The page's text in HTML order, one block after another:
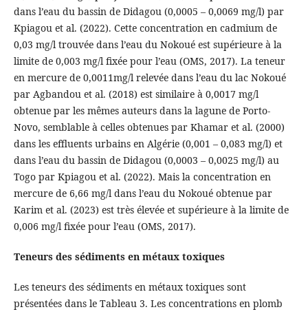
dans l’eau du bassin de Didagou (0,0005 – 0,0069 mg/l) par
Kpiagou et al. (2022). Cette concentration en cadmium de
0,03 mg/l trouvée dans l’eau du Nokoué est supérieure à la
limite de 0,003 mg/l fixée pour l’eau (OMS, 2017). La teneur
en mercure de 0,0011mg/l relevée dans l’eau du lac Nokoué
par Agbandou et al. (2018) est similaire à 0,0017 mg/l
obtenue par les mêmes auteurs dans la lagune de Porto-
Novo, semblable à celles obtenues par Khamar et al. (2000)
dans les effluents urbains en Algérie (0,001 – 0,083 mg/l) et
dans l’eau du bassin de Didagou (0,0003 – 0,0025 mg/l) au
Togo par Kpiagou et al. (2022). Mais la concentration en
mercure de 6,66 mg/l dans l’eau du Nokoué obtenue par
Karim et al. (2023) est très élevée et supérieure à la limite de
0,006 mg/l fixée pour l’eau (OMS, 2017).
Teneurs des sédiments en métaux toxiques
Les teneurs des sédiments en métaux toxiques sont
présentées dans le Tableau 3. Les concentrations en plomb